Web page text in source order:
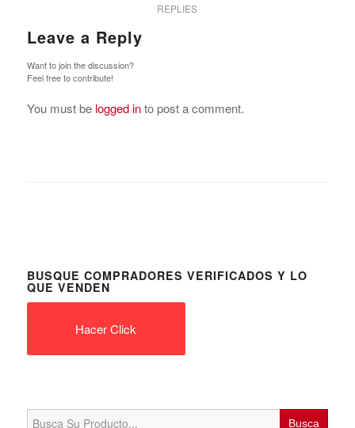
REPLIES
Leave a Reply
Want to join the discussion?
Feel free to contribute!
You must be logged into post a comment.
BUSQUE COMPRADORES VERIFICADOS Y LO
QUE VENDEN
Hacer Click
Search
for: